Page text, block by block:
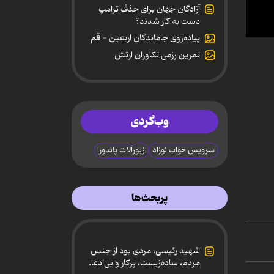
0
آزادگان جهان برای حذف ترامپ
دست به کار شدند؟
پیاده‌روی جاماندگان اربعین - قم
تمرین رزمی تکاوران ارتش
وب‌گردی
سرویس خواب نوزاد زیورآلات پاندورا
پربحث‌ها
شهید رئیسی، مردی بود از جنس
مردم، ساده‌زیست، پرکار و بی‌ادعا.